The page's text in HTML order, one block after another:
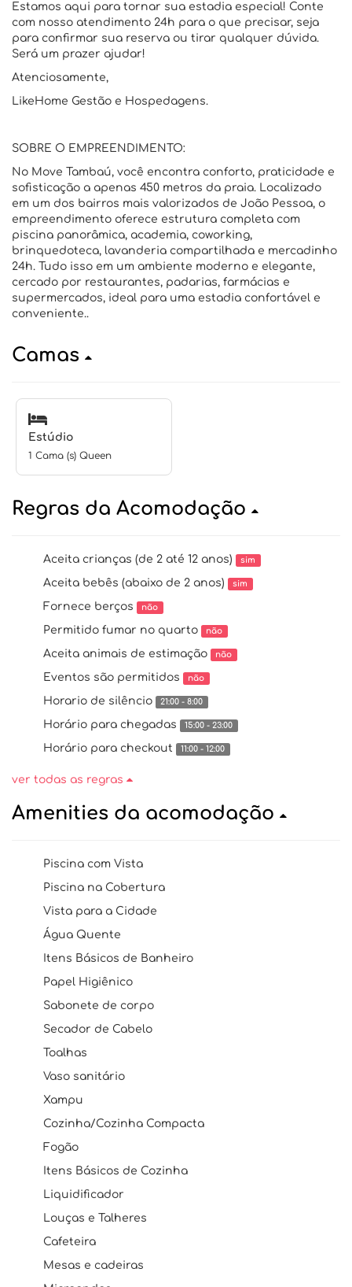
Estamos aqui para tornar sua estadia especial! Conte
com nosso atendimento 24h para o que precisar, seja
para confirmar sua reserva ou tirar qualquer dúvida.
Será um prazer ajudar!
Atenciosamente,
LikeHome Gestão e Hospedagens.
SOBRE O EMPREENDIMENTO:
No Move Tambaú, você encontra conforto, praticidade e
sofisticação a apenas 450 metros da praia. Localizado
em um dos bairros mais valorizados de João Pessoa, o
empreendimento oferece estrutura completa com
piscina panorâmica, academia, coworking,
brinquedoteca, lavanderia compartilhada e mercadinho
24h. Tudo isso em um ambiente moderno e elegante,
cercado por restaurantes, padarias, farmácias e
supermercados, ideal para uma estadia confortável e
conveniente..
Camas
Estúdio
1 Cama (s) Queen
Regras da Acomodação
Aceita crianças (de 2 até 12 anos) sim
Aceita bebês (abaixo de 2 anos) sim
Fornece berços não
Permitido fumar no quarto não
Aceita animais de estimação não
Eventos são permitidos não
Horario de silêncio 21:00 - 8:00
Horário para chegadas 15:00 - 23:00
Horário para checkout 11:00 - 12:00
ver todas as regras
Amenities da acomodação
Piscina com Vista
Piscina na Cobertura
Vista para a Cidade
Água Quente
Itens Básicos de Banheiro
Papel Higiênico
Sabonete de corpo
Secador de Cabelo
Toalhas
Vaso sanitário
Xampu
Cozinha/Cozinha Compacta
Fogão
Itens Básicos de Cozinha
Liquidificador
Louças e Talheres
Cafeteira
Mesas e cadeiras